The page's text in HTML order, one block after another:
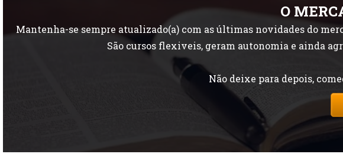
O
Mantenha-se sempre atualizado(a) com as últimas novidades do
São cursos flexiveis, geram autonomia e ainda
Não deixe para depois,